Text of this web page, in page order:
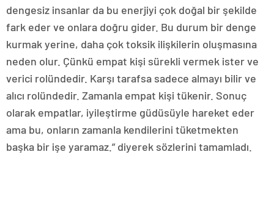
dengesiz insanlar da bu enerjiyi çok doğal bir şekilde
fark eder ve onlara doğru gider. Bu durum bir denge
kurmak yerine, daha çok toksik ilişkilerin oluşmasına
neden olur. Çünkü empat kişi sürekli vermek ister ve
verici rolündedir. Karşı tarafsa sadece almayı bilir ve
alıcı rolündedir. Zamanla empat kişi tükenir. Sonuç
olarak empatlar, iyileştirme güdüsüyle hareket eder
ama bu, onların zamanla kendilerini tüketmekten
başka bir işe yaramaz.” diyerek sözlerini tamamladı.